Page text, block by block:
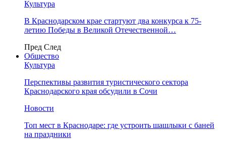
Культура
В Краснодарском крае стартуют два конкурса к 75-
летию Победы в Великой Отечественной…
Пред След
Общество
Культура
Перспективы развития туристического сектора
Краснодарского края обсудили в Сочи
Новости
Топ мест в Краснодаре: где устроить шашлыки с баней
на праздники